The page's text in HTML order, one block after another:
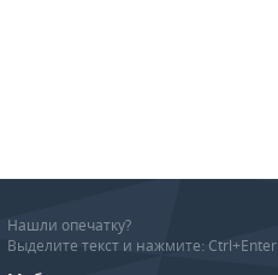
Нашли опечатку?
Выделите текст и нажмите: Ctrl+Enter